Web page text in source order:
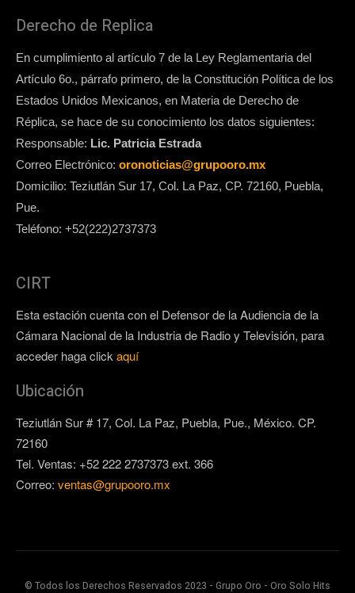
Derecho de Replica
En cumplimiento al artículo 7 de la Ley Reglamentaria del
Artículo 6o., párrafo primero, de la Constitución Política de los
Estados Unidos Mexicanos, en Materia de Derecho de
Réplica, se hace de su conocimiento los datos siguientes:
Responsable: Lic. Patricia Estrada
Correo Electrónico: oronoticias@grupooro.mx
Domicilio: Teziutlán Sur 17, Col. La Paz, CP. 72160, Puebla,
Pue.
Teléfono: +52(222)2737373
CIRT
Esta estación cuenta con el Defensor de la Audiencia de la
Cámara Nacional de la Industria de Radio y Televisión, para
acceder haga click aquí
Ubicación
Teziutlán Sur # 17, Col. La Paz, Puebla, Pue., México. CP.
72160
Tel. Ventas: +52 222 2737373 ext. 366
Correo: ventas@grupooro.mx
© Todos los Derechos Reservados 2023 - Grupo Oro - Oro Solo Hits